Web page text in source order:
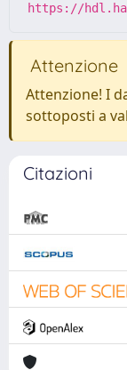
https://
Attenzione
Attenzione! I
sottoposti a
Citazioni